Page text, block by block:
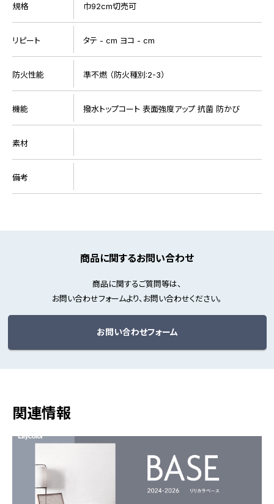
規格 巾92cm切売可
リピート タテ - cm ヨコ - cm
防火性能 準不燃 （防火種別:2-3）
機能 撥水トップコート 表面強度アップ 抗菌 防かび
素材
備考
商品に関するお問い合わせ
商品に関するご質問等は、
お問い合わせフォームより、お問い合わせください。
お問い合わせフォーム
関連情報